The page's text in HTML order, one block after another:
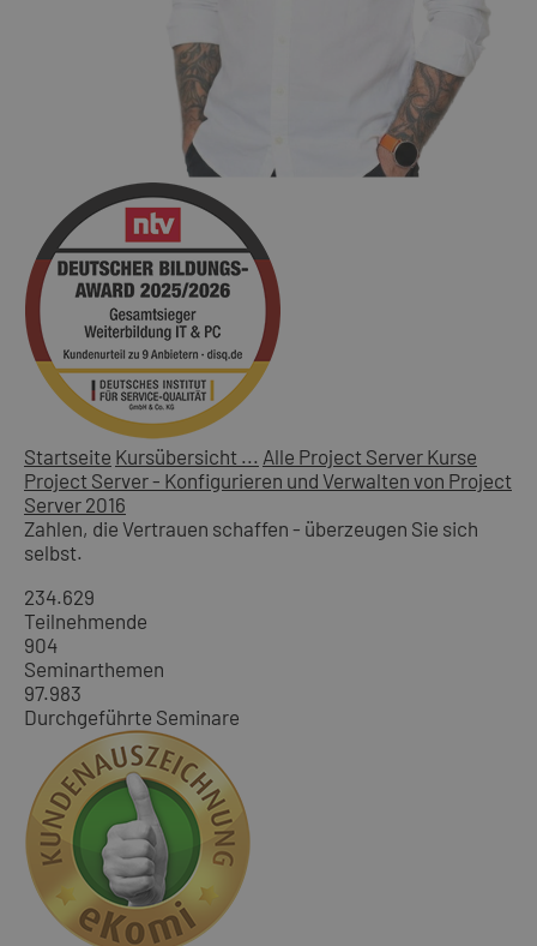
Startseite Kursübersicht ... Alle Project Server Kurse
Project Server - Konfigurieren und Verwalten von Project
Server 2016
Zahlen, die Vertrauen schaffen - überzeugen Sie sich
selbst.
234.629
Teilnehmende
904
Seminarthemen
97.983
Durchgeführte Seminare